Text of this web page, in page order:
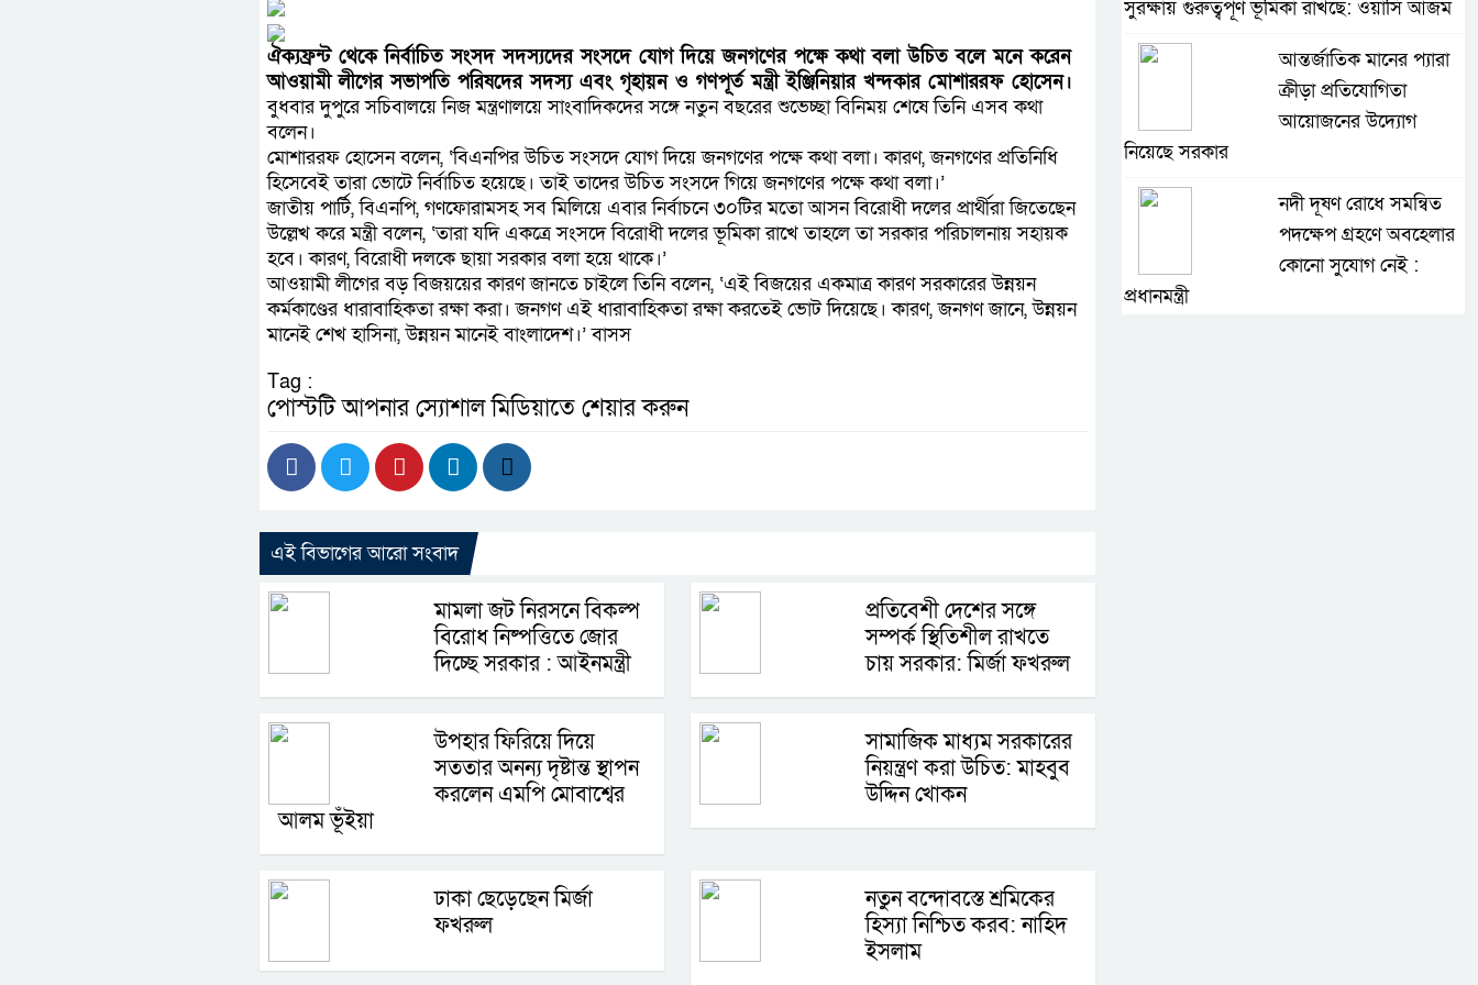
ঐক্যফ্রন্ট থেকে নির্বাচিত সংসদ সদস্যদের সংসদে যোগ দিয়ে জনগণের পক্ষে কথা বলা উচিত বলে মনে করেন
আওয়ামী লীগের সভাপতি পরিষদের সদস্য এবং গৃহায়ন ও গণপূর্ত মন্ত্রী ইঞ্জিনিয়ার খন্দকার মোশাররফ হোসেন।
বুধবার দুপুরে সচিবালয়ে নিজ মন্ত্রণালয়ে সাংবাদিকদের সঙ্গে নতুন বছরের শুভেচ্ছা বিনিময় শেষে তিনি এসব কথা
বলেন।
মোশাররফ হোসেন বলেন, ‘বিএনপির উচিত সংসদে যোগ দিয়ে জনগণের পক্ষে কথা বলা। কারণ, জনগণের প্রতিনিধি
হিসেবেই তারা ভোটে নির্বাচিত হয়েছে। তাই তাদের উচিত সংসদে গিয়ে জনগণের পক্ষে কথা বলা।’
জাতীয় পার্টি, বিএনপি, গণফোরামসহ সব মিলিয়ে এবার নির্বাচনে ৩০টির মতো আসন বিরোধী দলের প্রার্থীরা জিতেছেন
উল্লেখ করে মন্ত্রী বলেন, ‘তারা যদি একত্রে সংসদে বিরোধী দলের ভূমিকা রাখে তাহলে তা সরকার পরিচালনায় সহায়ক
হবে। কারণ, বিরোধী দলকে ছায়া সরকার বলা হয়ে থাকে।’
আওয়ামী লীগের বড় বিজয়য়ের কারণ জানতে চাইলে তিনি বলেন, ‌‘এই বিজয়ের একমাত্র কারণ সরকারের উন্নয়ন
কর্মকাণ্ডের ধারাবাহিকতা রক্ষা করা। জনগণ এই ধারাবাহিকতা রক্ষা করতেই ভোট দিয়েছে। কারণ, জনগণ জানে, উন্নয়ন
মানেই শেখ হাসিনা, উন্নয়ন মানেই বাংলাদেশ।’ বাসস
Tag :
পোস্টটি আপনার স্যোশাল মিডিয়াতে শেয়ার করুন
এই বিভাগের আরো সংবাদ
মামলা জট নিরসনে বিকল্প
বিরোধ নিষ্পত্তিতে জোর
দিচ্ছে সরকার : আইনমন্ত্রী
প্রতিবেশী দেশের সঙ্গে
সম্পর্ক স্থিতিশীল রাখতে
চায় সরকার: মির্জা ফখরুল
উপহার ফিরিয়ে দিয়ে
সততার অনন্য দৃষ্টান্ত স্থাপন
করলেন এমপি মোবাশ্বের
আলম ভূঁইয়া
সামাজিক মাধ্যম সরকারের
নিয়ন্ত্রণ করা উচিত: মাহবুব
উদ্দিন খোকন
ঢাকা ছেড়েছেন মির্জা
ফখরুল
নতুন বন্দোবস্তে শ্রমিকের
হিস্যা নিশ্চিত করব: নাহিদ
ইসলাম
সুরক্ষায় গুরুত্বপূর্ণ ভূমিকা রাখছে: ওয়াসি আজম
আন্তর্জাতিক মানের প্যারা
ক্রীড়া প্রতিযোগিতা
আয়োজনের উদ্যোগ
নিয়েছে সরকার
নদী দূষণ রোধে সমন্বিত
পদক্ষেপ গ্রহণে অবহেলার
কোনো সুযোগ নেই :
প্রধানমন্ত্রী